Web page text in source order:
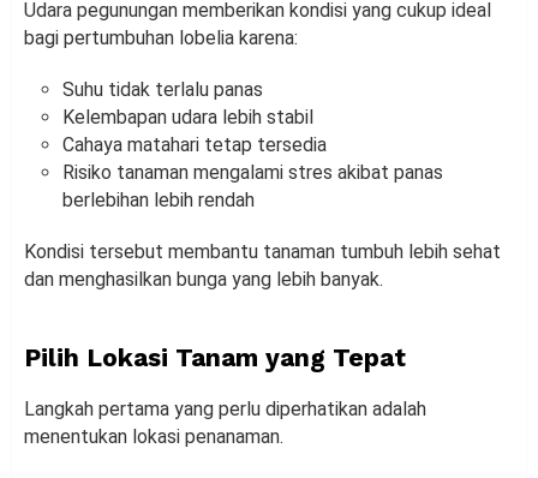
Udara pegunungan memberikan kondisi yang cukup ideal
bagi pertumbuhan lobelia karena:
Suhu tidak terlalu panas
Kelembapan udara lebih stabil
Cahaya matahari tetap tersedia
Risiko tanaman mengalami stres akibat panas
berlebihan lebih rendah
Kondisi tersebut membantu tanaman tumbuh lebih sehat
dan menghasilkan bunga yang lebih banyak.
Pilih Lokasi Tanam yang Tepat
Langkah pertama yang perlu diperhatikan adalah
menentukan lokasi penanaman.